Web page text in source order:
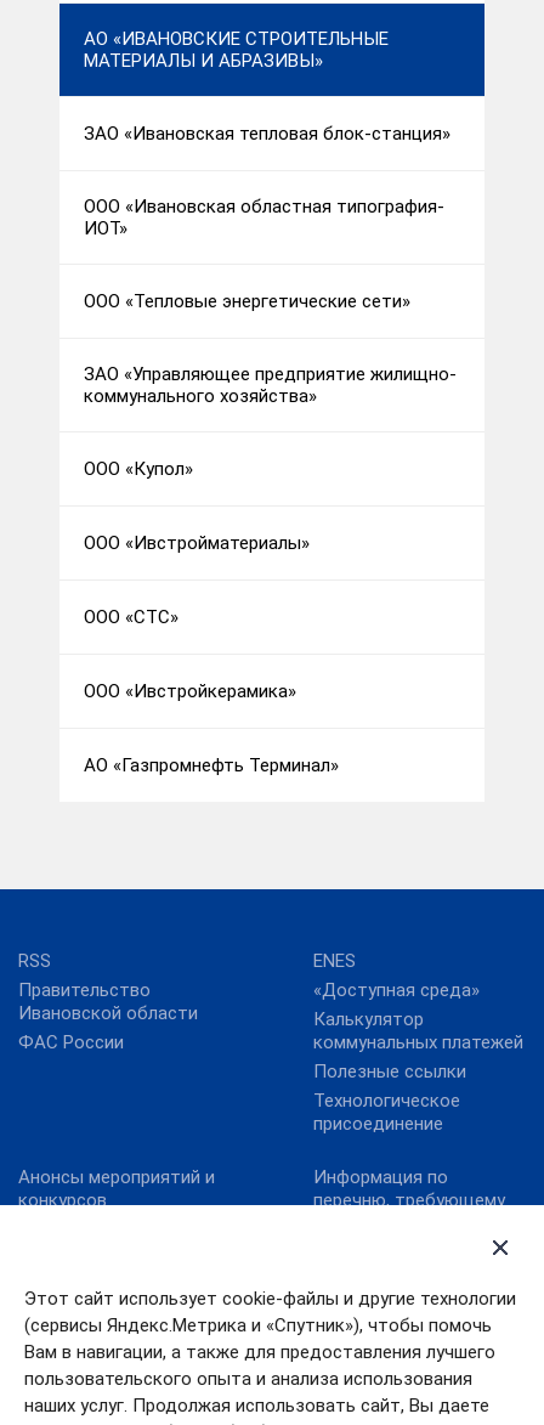
Этот сайт использует cookie-файлы и другие технологии
(сервисы Яндекс.Метрика и «Спутник»), чтобы помочь
Вам в навигации, а также для предоставления лучшего
пользовательского опыта и анализа использования
наших услуг. Продолжая использовать сайт, Вы даете
АО «ИВАНОВСКИЕ СТРОИТЕЛЬНЫЕ
МАТЕРИАЛЫ И АБРАЗИВЫ»
ЗАО «Ивановская тепловая блок-станция»
ООО «Ивановская областная типография-
ИОТ»
ООО «Тепловые энергетические сети»
ЗАО «Управляющее предприятие жилищно-
коммунального хозяйства»
ООО «Купол»
ООО «Ивстройматериалы»
ООО «СТС»
ООО «Ивстройкерамика»
АО «Газпромнефть Терминал»
RSS
Правительство
Ивановской области
ФАС России
ENES
«Доступная среда»
Калькулятор
коммунальных платежей
Полезные ссылки
Технологическое
присоединение
Анонсы мероприятий и
конкурсов
энергосбережения и
повышения
энергоэффективности.
Новости
Информация по
перечню, требующему
Ивановской области от
13.10.2011№ 316-п
Конкурс «МедиаТЭК»